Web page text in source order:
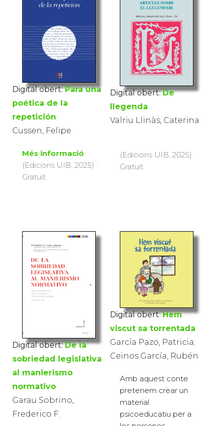
Digital obert: Para una
poética de la
repetición
Cussen, Felipe
Més informació
(Edicions UIB, 2025) ·
Gratuït
Digital obert: De
llegenda
Valriu Llinàs, Caterina
(Edicions UIB, 2025) ·
Gratuït
Digital obert: De la
sobriedad legislativa
al manierismo
normativo
Garau Sobrino,
Frederico F.
Digital obert: Hem
viscut sa torrentada
García Pazo, Patricia;
Ceinos García, Rubén
Amb aquest conte
pretenem crear un
material
psicoeducatiu per a